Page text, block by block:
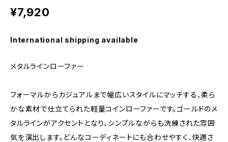
¥7,920
International shipping available
メタルラインローファー
フォーマルからカジュアルまで幅広いスタイルにマッチする、柔ら
かな素材で仕立てられた軽量コインローファーです。ゴールドのメ
タルラインがアクセントとなり、シンプルながらも洗練された雰囲
気を演出します。どんなコーディネートにも合わせやすく、快適さ